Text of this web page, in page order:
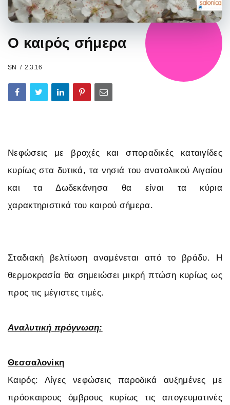
Ο καιρός σήμερα
SN 2.3.16
Νεφώσεις με βροχές και σποραδικές καταιγίδες
κυρίως στα δυτικά, τα νησιά του ανατολικού Αιγαίου
και τα Δωδεκάνησα θα είναι τα κύρια
χαρακτηριστικά του καιρού σήμερα.
Σταδιακή βελτίωση αναμένεται από το βράδυ. Η
θερμοκρασία θα σημειώσει μικρή πτώση κυρίως ως
προς τις μέγιστες τιμές.
Αναλυτική πρόγνωση:
Θεσσαλονίκη
Καιρός: Λίγες νεφώσεις παροδικά αυξημένες με
πρόσκαιρους όμβρους κυρίως τις απογευματινές